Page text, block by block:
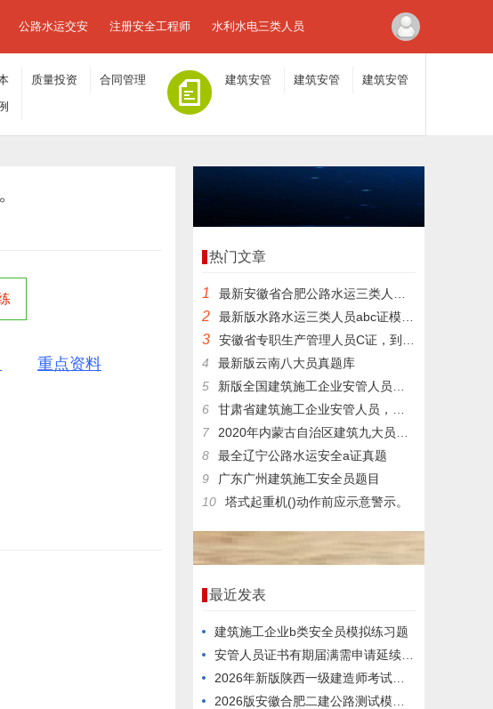
公路水运交安 注册安全工程师 水利水电三类人员
质量投资 合同管理 建筑安管 建筑安管 建筑安管
重点资料
热门文章
1 最新安徽省合肥公路水运三类人员在线考核题目内部题库
2 最新版水路水运三类人员abc证模拟真题
3
安徽省专职生产管理人员C证，到底有多容易考过？
4
最新版云南八大员真题库
5
新版全国建筑施工企业安管人员预习题
6
甘肃省建筑施工企业安管人员，怎么考？
7
2020年内蒙古自治区建筑九大员施工员在线考核试题
8
最全辽宁公路水运安全a证真题
9
广东广州建筑施工安全员题目
10
塔式起重机()动作前应示意警示。
最近发表
建筑施工企业b类安全员模拟练习题
安管人员证书有期届满需申请延续的，经安全生产教育培训合格，连续3年内每年度不少于()个学时。
2026年新版陕西一级建造师考试题型
2026版安徽合肥二建公路测试模拟练习题